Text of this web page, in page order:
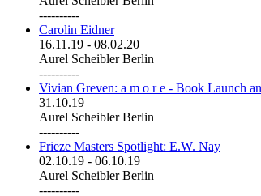
----------
Carolin Eidner
16.11.19 - 08.02.20
Aurel Scheibler Berlin
----------
Vivian Greven: a m o r e - Book Launch
31.10.19
Aurel Scheibler Berlin
----------
Frieze Masters Spotlight: E.W. Nay
02.10.19 - 06.10.19
Aurel Scheibler Berlin
----------